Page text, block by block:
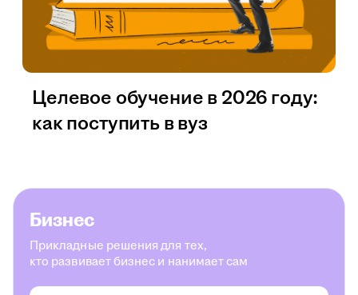
Целевое обучение в 2026 году:
как поступить в вуз
Бизнес
Прикладные решения для тех,
кто развивает бизнес и нанимает сам